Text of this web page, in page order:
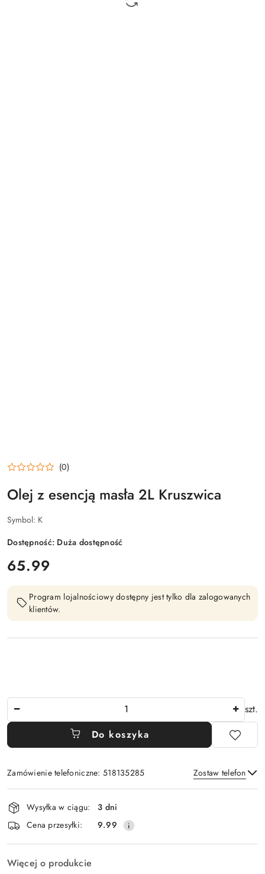
(0)
Olej z esencją masła 2L Kruszwica
Symbol: K
Dostępność: Duża dostępność
cena:
65.99
Program lojalnościowy dostępny jest tylko dla zalogowanych
klientów.
szt.
Do koszyka
Zamówienie telefoniczne: 518135285 Zostaw telefon
Wyślij
Dostępność
i
dostawa
Wysyłka w ciągu:
3 dni
Cena przesyłki:
9.99
Więcej o produkcie